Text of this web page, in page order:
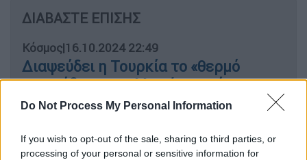
Do Not Process My Personal Information
If you wish to opt-out of the sale, sharing to third parties, or
processing of your personal or sensitive information for
ΔΙΑΒΑΣΤΕ ΕΠΙΣΗΣ
Κόσμος|16.10.2024 22:49
Διαψεύδει η Τουρκία το «θερμό
επεισόδιο» ανταλλαγής πυρών στα
σύνορα με τη Συρία: «Μη βασίζεστε
πλευρές»